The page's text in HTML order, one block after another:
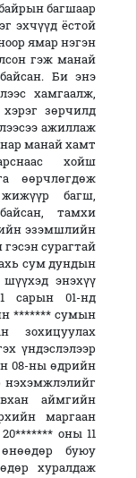
багшаар
эхчүүд ёстой
ямар нэгэн
гэж манай
Би энэ
хамгаалж,
зөрчилд
ажиллаж
манай хамт
хойш
өөрчлөгдөж
багш,
тамхи
эзэмшлийн
сурагтай
сум дундын
энэхүү
сарын 01-нд
******* сумын
зохицуулах
үндэслэлээр
08-ны өдрийн
нэхэмжлэлийг
аймгийн
маргаан
оны 11
буюу
хуралдаж